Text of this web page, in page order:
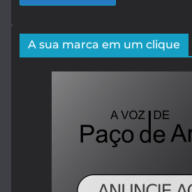
A sua marca em um clique